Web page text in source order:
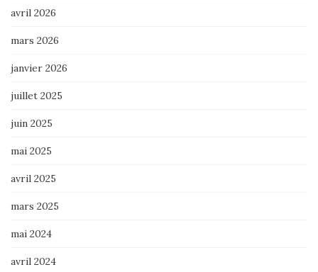
avril 2026
mars 2026
janvier 2026
juillet 2025
juin 2025
mai 2025
avril 2025
mars 2025
mai 2024
avril 2024